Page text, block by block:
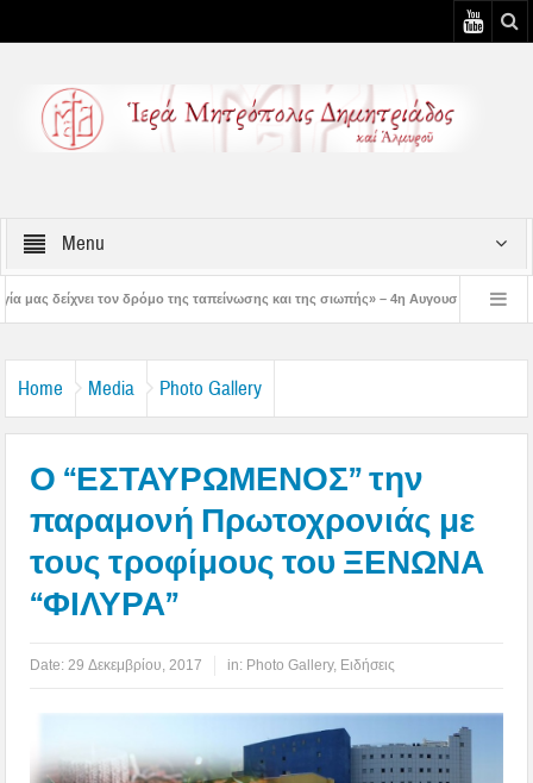
Menu
της ταπείνωσης και της σιωπής» – 4η Αυγουστιάτικη Παράκληση στην
Home Media Photo Gallery
Ο “ΕΣΤΑΥΡΩΜΕΝΟΣ” την
παραμονή Πρωτοχρονιάς με
τους τροφίμους του ΞΕΝΩΝΑ
“ΦΙΛΥΡΑ”
Date: 29 Δεκεμβρίου, 2017 in: Photo Gallery, Ειδήσεις